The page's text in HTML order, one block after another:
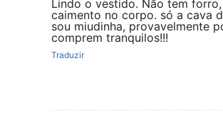
Lindo o vestido. Não tem
caimento no corpo. só a cava
sou miudinha, provavelmente
comprem tranquilos!!!
Traduzir